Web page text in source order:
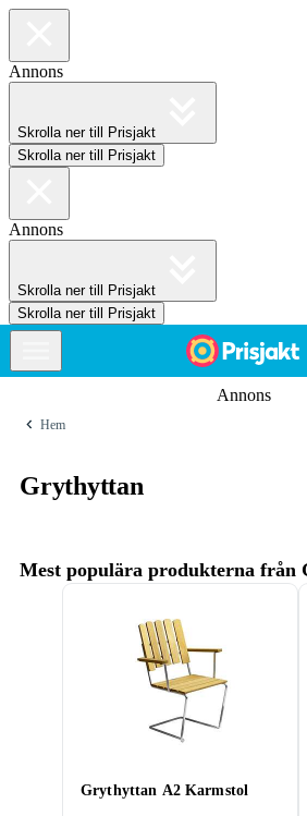
Annons
Skrolla ner till Prisjakt
Skrolla ner till Prisjakt
Annons
Skrolla ner till Prisjakt
Skrolla ner till Prisjakt
Annons
Hem
Grythyttan
Mest populära produkterna från
Grythyttan A2 Karmstol